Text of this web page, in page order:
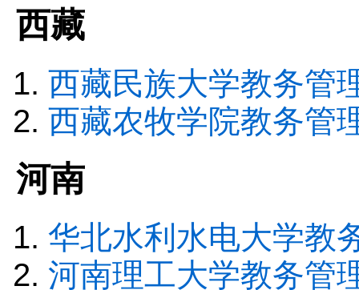
西藏
西藏民族大学教务管
西藏农牧学院教务管
河南
华北水利水电大学教
河南理工大学教务管